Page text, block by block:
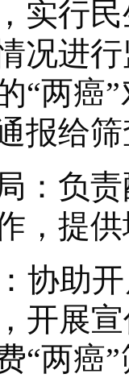
实行
况进
“两癌
报给
负责
，提
助开
开展
“两癌